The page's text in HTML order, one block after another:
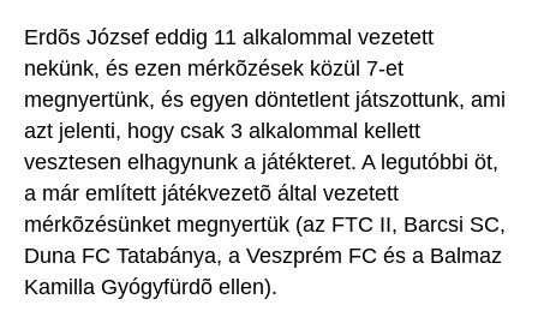
Erdõs József eddig 11 alkalommal vezetett
nekünk, és ezen mérkõzések közül 7-et
megnyertünk, és egyen döntetlent játszottunk, ami
azt jelenti, hogy csak 3 alkalommal kellett
vesztesen elhagynunk a játékteret. A legutóbbi öt,
a már említett játékvezetõ által vezetett
mérkõzésünket megnyertük (az FTC II, Barcsi SC,
Duna FC Tatabánya, a Veszprém FC és a Balmaz
Kamilla Gyógyfürdõ ellen).